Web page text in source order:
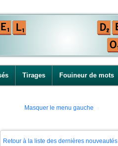
Tirages Fouineur de mots
Masquer le menu gauche
Retour à la liste des dernières nouveautés